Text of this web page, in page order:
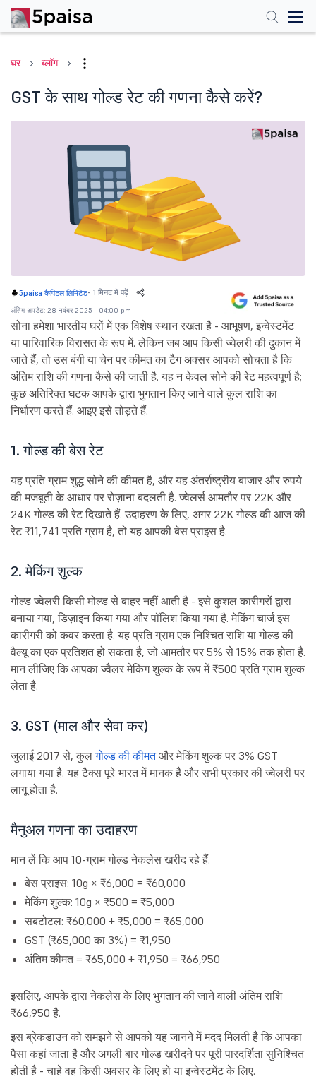
घर ब्लॉग
GST के साथ गोल्ड रेट की गणना कैसे करें?
5paisa कैपिटल लिमिटेड- 1 मिनट में पढ़ें
अंतिम अपडेट: 28 नवंबर 2025 - 04:00 pm
सोना हमेशा भारतीय घरों में एक विशेष स्थान रखता है - आभूषण, इन्वेस्टमेंट
या पारिवारिक विरासत के रूप में. लेकिन जब आप किसी ज्वेलरी की दुकान में
जाते हैं, तो उस बंगी या चेन पर कीमत का टैग अक्सर आपको सोचता है कि
अंतिम राशि की गणना कैसे की जाती है. यह न केवल सोने की रेट महत्वपूर्ण है;
कुछ अतिरिक्त घटक आपके द्वारा भुगतान किए जाने वाले कुल राशि का
निर्धारण करते हैं. आइए इसे तोड़ते हैं.
1. गोल्ड की बेस रेट
यह प्रति ग्राम शुद्ध सोने की कीमत है, और यह अंतर्राष्ट्रीय बाजार और रुपये
की मजबूती के आधार पर रोज़ाना बदलती है. ज्वेलर्स आमतौर पर 22K और
24K गोल्ड की रेट दिखाते हैं. उदाहरण के लिए, अगर 22K गोल्ड की आज की
रेट ₹11,741 प्रति ग्राम है, तो यह आपकी बेस प्राइस है.
2. मेकिंग शुल्क
गोल्ड ज्वेलरी किसी मोल्ड से बाहर नहीं आती है - इसे कुशल कारीगरों द्वारा
बनाया गया, डिज़ाइन किया गया और पॉलिश किया गया है. मेकिंग चार्ज इस
कारीगरी को कवर करता है. यह प्रति ग्राम एक निश्चित राशि या गोल्ड की
वैल्यू का एक प्रतिशत हो सकता है, जो आमतौर पर 5% से 15% तक होता है.
मान लीजिए कि आपका ज्वैलर मेकिंग शुल्क के रूप में ₹500 प्रति ग्राम शुल्क
लेता है.
3. GST (माल और सेवा कर)
जुलाई 2017 से, कुलगोल्ड की कीमतऔर मेकिंग शुल्क पर 3% GST
लगाया गया है. यह टैक्स पूरे भारत में मानक है और सभी प्रकार की ज्वेलरी पर
लागू होता है.
मैनुअल गणना का उदाहरण
मान लें कि आप 10-ग्राम गोल्ड नेकलेस खरीद रहे हैं.
बेस प्राइस: 10g × ₹6,000 = ₹60,000
मेकिंग शुल्क: 10g × ₹500 = ₹5,000
सबटोटल: ₹60,000 + ₹5,000 = ₹65,000
GST (₹65,000 का 3%) = ₹1,950
अंतिम कीमत = ₹65,000 + ₹1,950 = ₹66,950
इसलिए, आपके द्वारा नेकलेस के लिए भुगतान की जाने वाली अंतिम राशि
₹66,950 है.
इस ब्रेकडाउन को समझने से आपको यह जानने में मदद मिलती है कि आपका
पैसा कहां जाता है और अगली बार गोल्ड खरीदने पर पूरी पारदर्शिता सुनिश्चित
होती है - चाहे वह किसी अवसर के लिए हो या इन्वेस्टमेंट के लिए.